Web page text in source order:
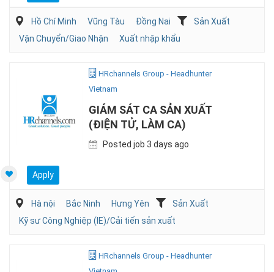
Hồ Chí Minh Vũng Tàu Đồng Nai
Sản Xuất
Vận Chuyển/Giao Nhận
Xuất nhập khẩu
HRchannels Group - Headhunter
Vietnam
GIÁM SÁT CA SẢN XUẤT
(ĐIỆN TỬ, LÀM CA)
Posted job 3 days ago
Apply
Hà nội Bắc Ninh Hưng Yên
Sản Xuất
Kỹ sư Công Nghiệp (IE)/Cải tiến sản xuất
HRchannels Group - Headhunter